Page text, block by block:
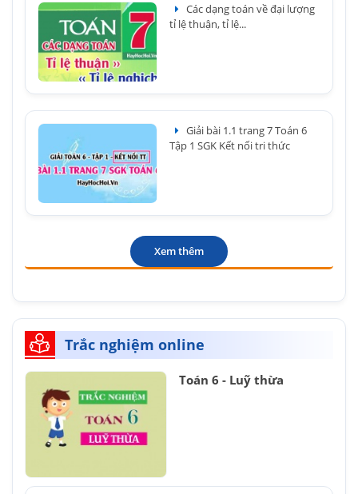
Các dạng toán về đại lượng
tỉ lệ thuận, tỉ lệ...
Giải bài 1.1 trang 7 Toán 6
Tập 1 SGK Kết nối tri thức
Xem thêm
Trắc nghiệm online
Toán 6 - Luỹ thừa